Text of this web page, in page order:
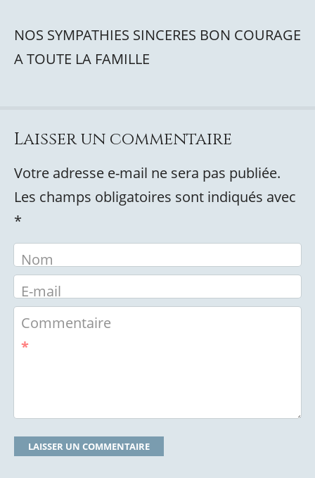
NOS SYMPATHIES SINCERES BON COURAGE
A TOUTE LA FAMILLE
Laisser un commentaire
Votre adresse e-mail ne sera pas publiée.
Les champs obligatoires sont indiqués avec
*
Nom
E-mail
Commentaire
*